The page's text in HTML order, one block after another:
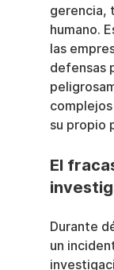
gerencia,
humano.
las
defensas
su propio
El
Durante
un